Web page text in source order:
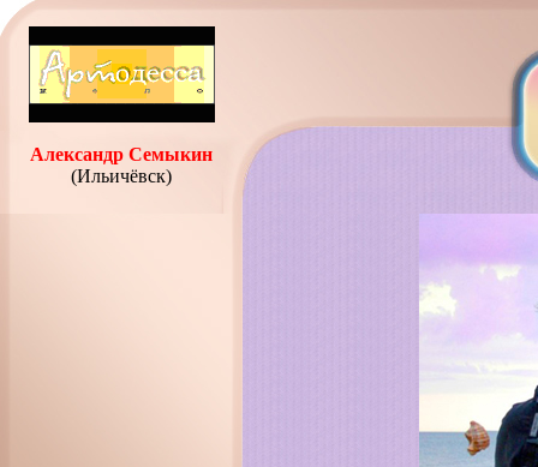
Александр Семыкин
(Ильичёвск)